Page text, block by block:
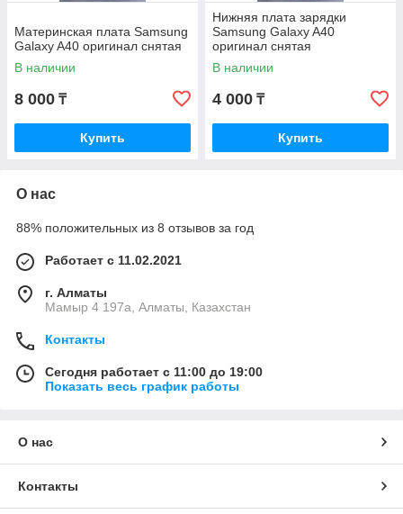
Материнская плата Samsung
Galaxy A40 оригинал снятая
В наличии
8 000 ₸
Купить
Нижняя плата зарядки
Samsung Galaxy A40
оригинал снятая
В наличии
4 000 ₸
Купить
О нас
88% положительных из 8 отзывов за год
Работает с 11.02.2021
г. Алматы
Мамыр 4 197а, Алматы, Казахстан
Контакты
Сегодня работает с 11:00 до 19:00
Показать весь график работы
О нас
Контакты